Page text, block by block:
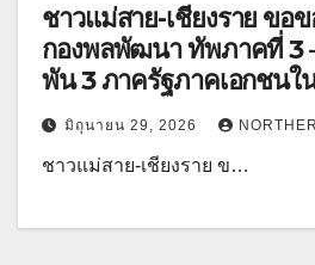
ชาวแม่สาย-เชียงราย ขอ
กองพลพัฒนา ทัพภาคที่ 3
พัน 3 ภาครัฐภาคเอกชนใ
มิถุนายน 29, 2026
ชาวแม่สาย-เชียงราย ข…